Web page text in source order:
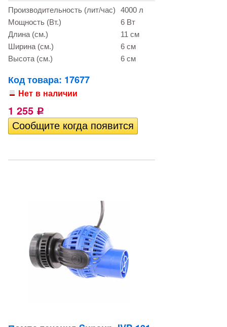
Производительность (лит/час)
4000 л
Мощность (Вт.)
6 Вт
Длина (см.)
11 см
Ширина (см.)
6 см
Высота (см.)
6 см
Код товара: 17677
Нет в наличии
1 255 Р